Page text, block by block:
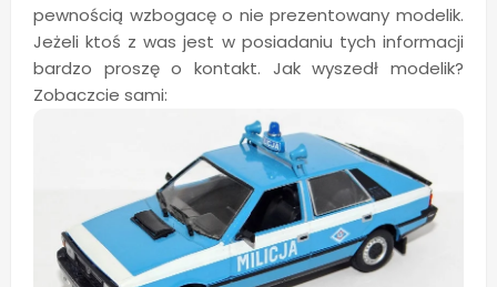
pewnością wzbogacę o nie prezentowany modelik.
Jeżeli ktoś z was jest w posiadaniu tych informacji
bardzo proszę o kontakt. Jak wyszedł modelik?
Zobaczcie sami: